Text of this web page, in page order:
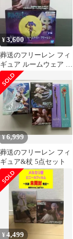
¥3,600
葬送のフリーレン フィ
ギュア ルームウェア ル
ームライト セット
¥6,999
葬送のフリーレン フィ
ギュア&杖 5点セット
¥4,499